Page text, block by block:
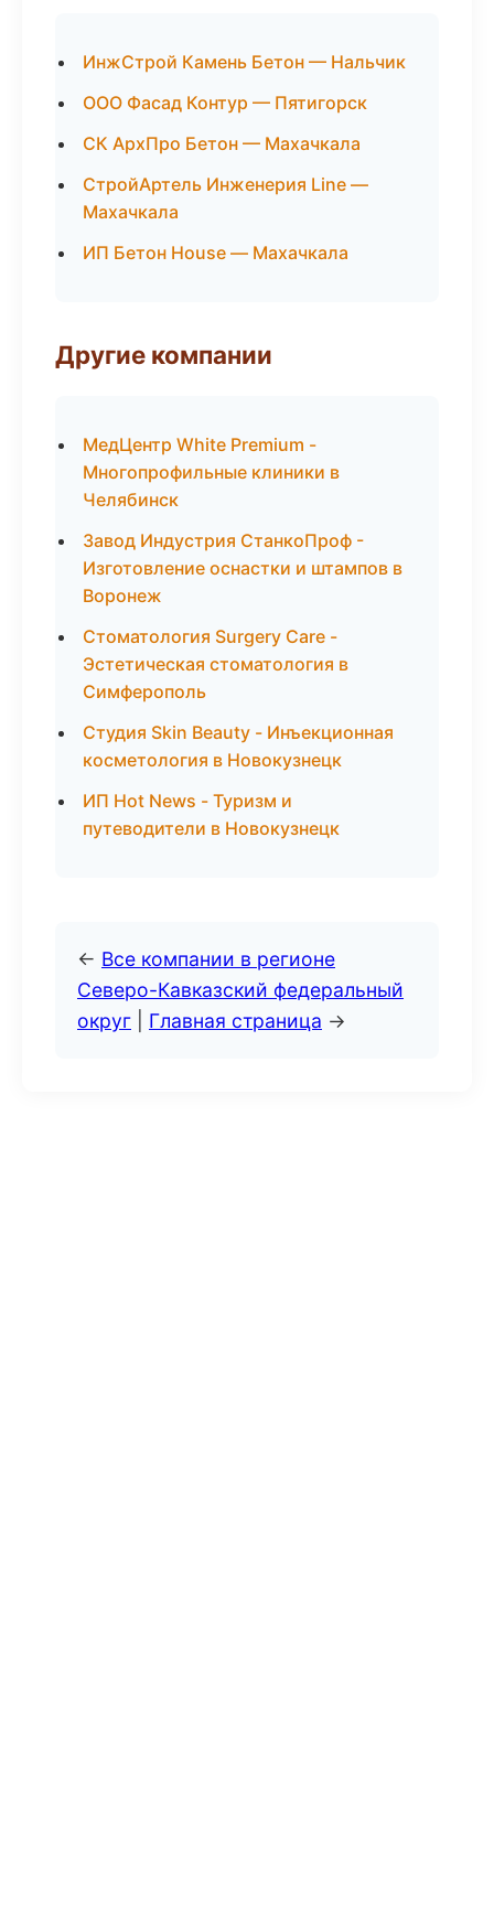
ИнжСтрой Камень Бетон — Нальчик
ООО Фасад Контур — Пятигорск
СК АрхПро Бетон — Махачкала
СтройАртель Инженерия Line —
Махачкала
ИП Бетон House — Махачкала
Другие компании
МедЦентр White Premium -
Многопрофильные клиники в
Челябинск
Завод Индустрия СтанкоПроф -
Изготовление оснастки и штампов в
Воронеж
Стоматология Surgery Care -
Эстетическая стоматология в
Симферополь
Студия Skin Beauty - Инъекционная
косметология в Новокузнецк
ИП Hot News - Туризм и
путеводители в Новокузнецк
← Все компании в регионе
Северо-Кавказский федеральный
округ
Главная страница →